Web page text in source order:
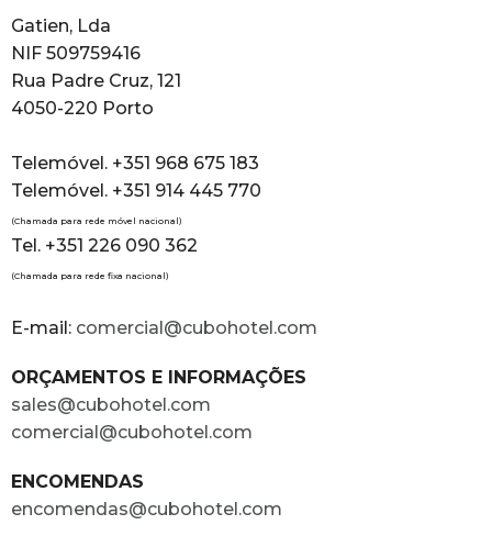
Gatien, Lda
NIF 509759416
Rua Padre Cruz, 121
4050-220 Porto
Telemóvel. +351 968 675 183
Telemóvel. +351 914 445 770
(Chamada para rede móvel nacional)
Tel. +351 226 090 362
(Chamada para rede fixa nacional)
E-mail: comercial@cubohotel.com
ORÇAMENTOS E INFORMAÇÕES
sales@cubohotel.com
comercial@cubohotel.com
ENCOMENDAS
encomendas@cubohotel.com